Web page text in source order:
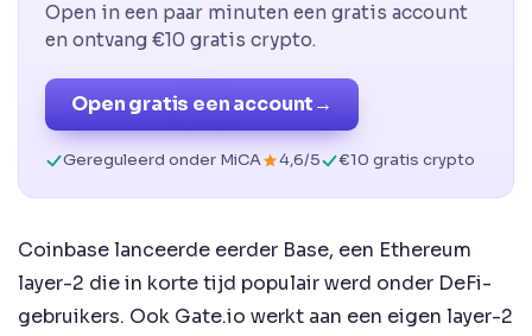
Open in een paar minuten een gratis account
en ontvang €10 gratis crypto.
Open gratis een account→
Gereguleerd onder MiCA 4,6/5 €10 gratis crypto
Coinbase lanceerde eerder Base, een Ethereum
layer-2 die in korte tijd populair werd onder DeFi-
gebruikers. Ook Gate.io werkt aan een eigen layer-2